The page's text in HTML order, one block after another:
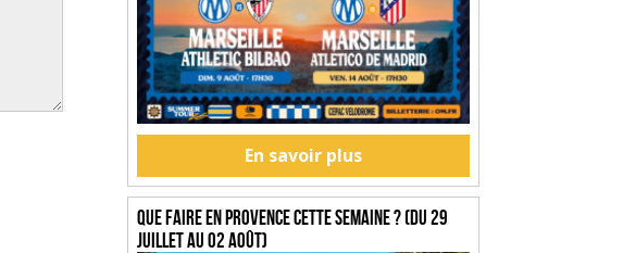
En savoir plus
Que faire en Provence cette semaine ? (du 29
juillet au 02 août)